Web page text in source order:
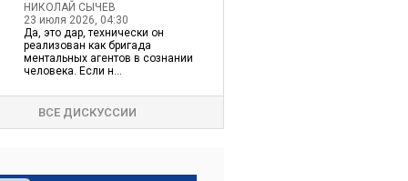
НИКОЛАЙ СЫЧЕВ
23 июля 2026, 04:30
Да, это дар, технически он
реализован как бригада
ментальных агентов в сознании
человека. Если н...
ВСЕ ДИСКУССИИ